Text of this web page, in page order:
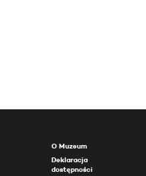
O Muzeum
Deklaracja
dostępności